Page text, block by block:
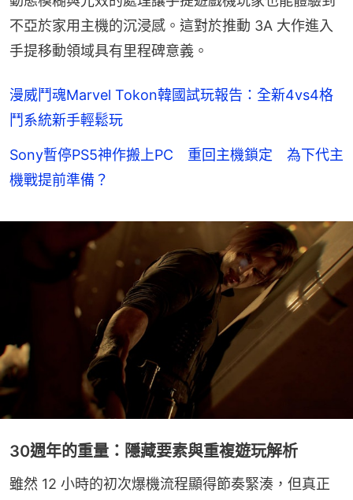
不亞於家用主機的沉浸感。這對於推動 3A 大作進入
手提移動領域具有里程碑意義。
漫威鬥魂Marvel Tokon韓國試玩報告：全新4vs4格
鬥系統新手輕鬆玩
Sony暫停PS5神作搬上PC 重回主機鎖定 為下代主
機戰提前準備？
30週年的重量：隱藏要素與重複遊玩解析
雖然 12 小時的初次爆機流程顯得節奏緊湊，但真正